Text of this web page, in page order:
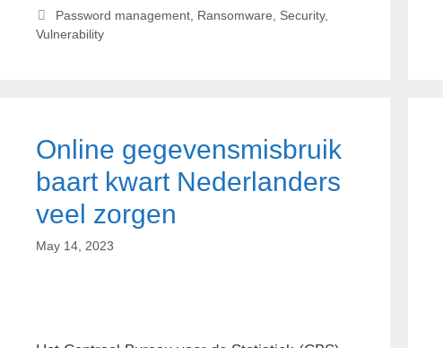
Password management, Ransomware, Security,
Vulnerability
Online gegevensmisbruik
baart kwart Nederlanders
veel zorgen
May 14, 2023